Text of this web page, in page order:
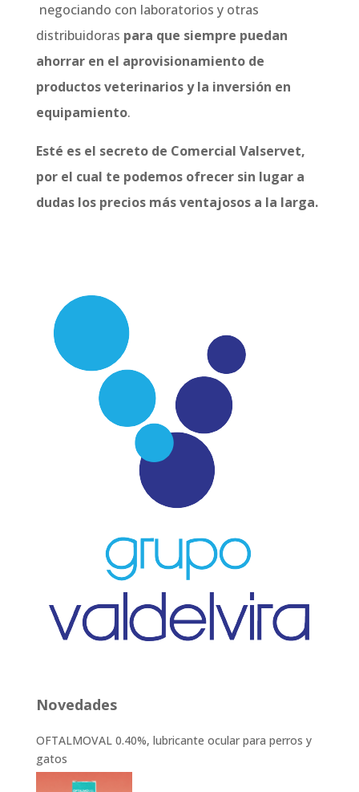
negociando con laboratorios y otras
distribuidoras para que siempre puedan
ahorrar en el aprovisionamiento de
productos veterinarios y la inversión en
equipamiento.
Esté es el secreto de Comercial Valservet,
por el cual te podemos ofrecer sin lugar a
dudas los precios más ventajosos a la larga.
Novedades
OFTALMOVAL 0.40%, lubricante ocular para perros y
gatos